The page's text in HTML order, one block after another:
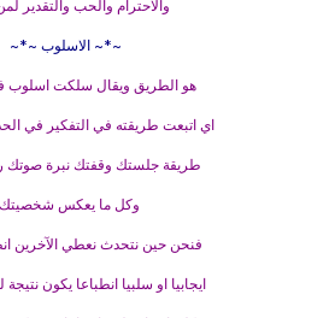
والاحترام والحب والتقدير
~*~ الاسلوب ~*~
هو الطريق ويقال سلكت اسلوب
اي اتبعت طريقته في التفكير في
طريقة جلستك وقفتك نبرة صوتك
وكل ما يعكس شخصيتك .
فنحن حين نتحدث نعطي الآخرين
ايجابيا او سلبيا انطباعا يكون نتيجة